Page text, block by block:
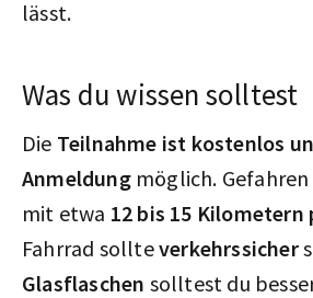
lässt.
Was du wissen solltest
Die Teilnahme ist kostenlos
Anmeldungmöglich.
mit etwa 12 bis 15 Kilometern
Fahrrad sollteverkehrssicher
Glasflaschen solltest du